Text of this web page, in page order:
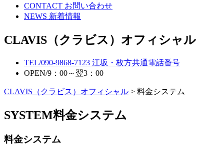
CONTACT お問い合わせ
NEWS 新着情報
CLAVIS（クラビス）オフィシャル
TEL/090-9868-7123 江坂・枚方共通電話番号
OPEN/9：00～翌3：00
CLAVIS（クラビス）オフィシャル > 料金システム
SYSTEM料金システム
料金システム